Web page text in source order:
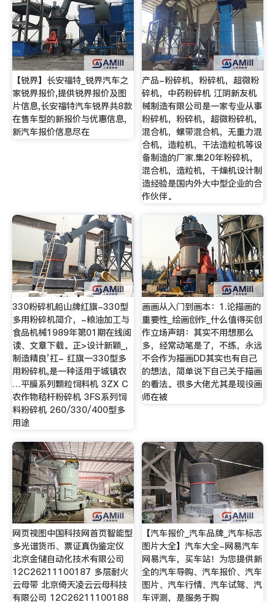
【锐界】长安福特_锐界汽车之
家锐界报价,提供锐界报价及图
片信息,长安福特汽车锐界共8款
在售车型的新报价与优惠信息,
新汽车报价信息尽在
产品-粉碎机，粉碎机，超微粉
碎机，中药粉碎机 江阴新友机
械制造有限公司是一家专业从事
粉碎机，粉碎机，超微粉碎机，
混合机，螺带混合机，无重力混
合机，造粒机，干法造粒机等设
备制造的厂家.集20年粉碎机，
混合机，造粒机，干燥机设计制
造经验是国内外大中型企业的合
作伙伴。
330粉碎机船山牌红旗-330型
多用粉碎机简介，-粮油加工与
食品机械1989年第01期在线阅
读、文章下载。正>设计新颖_,
制造精良’扛- 红旗一330型多
用粉碎机,是一种适用于城镇农
…平膜系列颗粒饲料机 3ZX C
农作物秸杆粉碎机 3FS系列饲
料粉碎机 260/330/400型多
用途
画画从入门到画本：1.论描画的
重要性_绘画创作_什么值得买创
作立场声明：其实不用想那么
多，经常动笔是了，不练，永远
不会作为描画DD其实也有自己
的想法，简单说下自己关于描画
的看法。很多大佬尤其是现役画
师在被
网页视图中国科技网首页智能型
多光谱货币、票证真伪鉴定仪
北京金储自动化技术有限公司
12C26211100187 多层耐火
云母带 北京倚天凌云云母科技
有限公司 12C26211100188
【汽车报价_汽车品牌_汽车标志
图片大全】汽车大全-网易汽车
网易汽车，买车站！为您提供新
全的汽车导购、汽车报价、汽车
图片、汽车行情、汽车试驾、汽
车评测，是服务于购